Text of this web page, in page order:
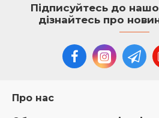
Підписуйтесь до
дізнайтесь про
Про нас